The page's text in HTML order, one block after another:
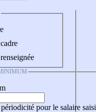
pour le salaire saisi